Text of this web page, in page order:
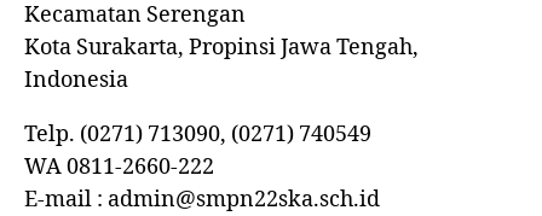
Kecamatan Serengan
Kota Surakarta, Propinsi Jawa Tengah,
Indonesia
Telp. (0271) 713090, (0271) 740549
WA 0811-2660-222
E-mail : admin@smpn22ska.sch.id